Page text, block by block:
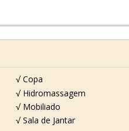
√ Copa
√ Hidromassagem
√ Mobiliado
√ Sala de Jantar